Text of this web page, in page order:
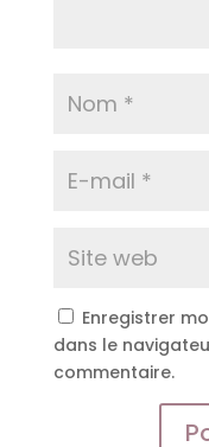
Enregistrer
dans le
commentaire.